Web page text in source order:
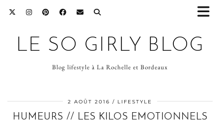
LE SO GIRLY BLOG
Blog lifestyle à La Rochelle et Bordeaux
2 AOÛT 2016 LIFESTYLE
HUMEURS // LES KILOS EMOTIONNELS